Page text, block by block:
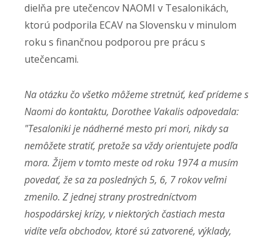
dielňa pre utečencov NAOMI v Tesalonikách,
ktorú podporila ECAV na Slovensku v minulom
roku s finančnou podporou pre prácu s
utečencami.
Na otázku čo všetko môžeme stretnúť, keď prídeme s
Naomi do kontaktu, Dorothee Vakalis odpovedala:
"Tesaloniki je nádherné mesto pri mori, nikdy sa
nemôžete stratiť, pretože sa vždy orientujete podľa
mora. Žijem v tomto meste od roku 1974 a musím
povedať, že sa za posledných 5, 6, 7 rokov veľmi
zmenilo. Z jednej strany prostredníctvom
hospodárskej krízy, v niektorých častiach mesta
vidíte veľa obchodov, ktoré sú zatvorené, výklady,